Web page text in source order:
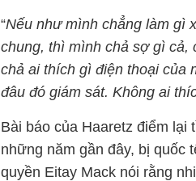
“Nếu như mình chẳng làm gì
chung, thì mình chả sợ gì cả,
chả ai thích gì điện thoại của
đâu đó giám sát. Không ai
Bài báo của Haaretz điểm lại
những năm gần đây, bị quốc
quyền Eitay Mack nói rằng